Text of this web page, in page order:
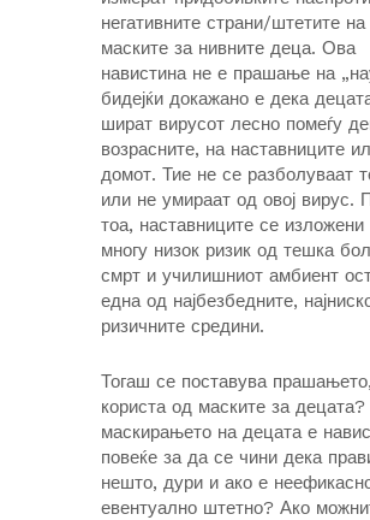
негативните страни/штетите на
маските за нивните деца. Ова
навистина не е прашање на
бидејќи докажано е дека
шират вирусот лесно помеѓу
возрасните, на наставниците
домот. Тие не се разболуваат
или не умираат од овој вирус.
тоа, наставниците се изложени
многу низок ризик од тешка
смрт и училишниот амбиент
една од најбезбедните,
ризичните средини.
Тогаш се поставува
користа од маските за
маскирањето на децата е
повеќе за да се чини дека
нешто, дури и ако е
евентуално штетно? Ако